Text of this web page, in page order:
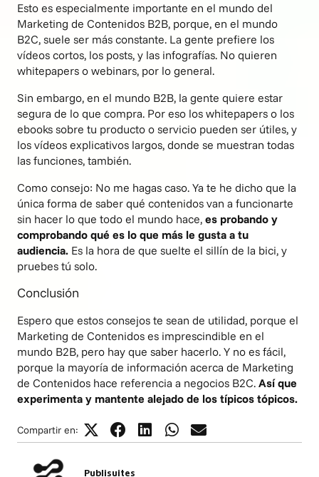
Esto es especialmente importante en el mundo del
Marketing de Contenidos B2B, porque, en el mundo
B2C, suele ser más constante. La gente prefiere los
vídeos cortos, los posts, y las infografías. No quieren
whitepapers o webinars, por lo general.
Sin embargo, en el mundo B2B, la gente quiere estar
segura de lo que compra. Por eso los whitepapers o los
ebooks sobre tu producto o servicio pueden ser útiles, y
los vídeos explicativos largos, donde se muestran todas
las funciones, también.
Como consejo: No me hagas caso. Ya te he dicho que la
única forma de saber qué contenidos van a funcionarte
sin hacer lo que todo el mundo hace, es probando y
comprobando qué es lo que más le gusta a tu
audiencia. Es la hora de que suelte el sillín de la bici, y
pruebes tú solo.
Conclusión
Espero que estos consejos te sean de utilidad, porque el
Marketing de Contenidos es imprescindible en el
mundo B2B, pero hay que saber hacerlo. Y no es fácil,
porque la mayoría de información acerca de Marketing
de Contenidos hace referencia a negocios B2C. Así que
experimenta y mantente alejado de los típicos tópicos.
Compartir en:
Publisuites